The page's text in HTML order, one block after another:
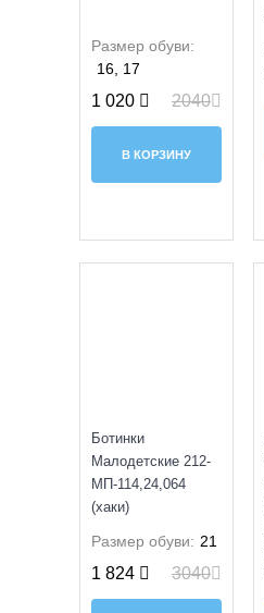
Размер обуви:
16, 17
1 020 2040
В КОРЗИНУ
Ботинки
Малодетские 212-
МП-114,24,064
(хаки)
Размер обуви: 21
1 824 3040